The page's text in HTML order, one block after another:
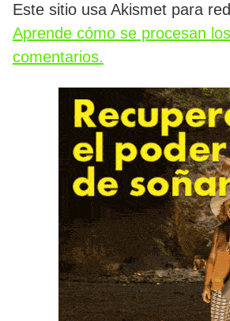
Este sitio usa Akismet para
Aprende cómo se procesan
comentarios.